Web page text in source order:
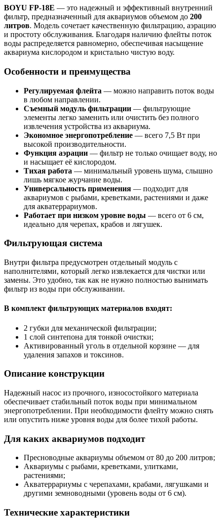
BOYU FP-18E — это надежный и эффективный внутренний
фильтр, предназначенный для аквариумов объемом до 200
литров. Модель сочетает качественную фильтрацию, аэрацию
и простоту обслуживания. Благодаря наличию флейты поток
воды распределяется равномерно, обеспечивая насыщение
аквариума кислородом и кристально чистую воду.
Особенности и преимущества
Регулируемая флейта — можно направить поток воды
в любом направлении.
Съемный модуль фильтрации — фильтрующие
элементы легко заменить или очистить без полного
извлечения устройства из аквариума.
Экономное энергопотребление — всего 7,5 Вт при
высокой производительности.
Функция аэрации — фильтр не только очищает воду, но
и насыщает её кислородом.
Тихая работа — минимальный уровень шума, слышно
лишь мягкое журчание воды.
Универсальность применения — подходит для
аквариумов с рыбами, креветками, растениями и даже
для акватеррариумов.
Работает при низком уровне воды — всего от 6 см,
идеально для черепах, крабов и лягушек.
Фильтрующая система
Внутри фильтра предусмотрен отдельный модуль с
наполнителями, который легко извлекается для чистки или
замены. Это удобно, так как не нужно полностью вынимать
фильтр из воды при обслуживании.
В комплект фильтрующих материалов входят:
2 губки для механической фильтрации;
1 слой синтепона для тонкой очистки;
Активированный уголь в отдельной корзине — для
удаления запахов и токсинов.
Описание конструкции
Надежный насос из прочного, износостойкого материала
обеспечивает стабильный поток воды при минимальном
энергопотреблении. При необходимости флейту можно снять
или опустить ниже уровня воды для более тихой работы.
Для каких аквариумов подходит
Пресноводные аквариумы объемом от 80 до 200 литров;
Аквариумы с рыбами, креветками, улитками,
растениями;
Акватеррариумы с черепахами, крабами, лягушками и
другими земноводными (уровень воды от 6 см).
Технические характеристики